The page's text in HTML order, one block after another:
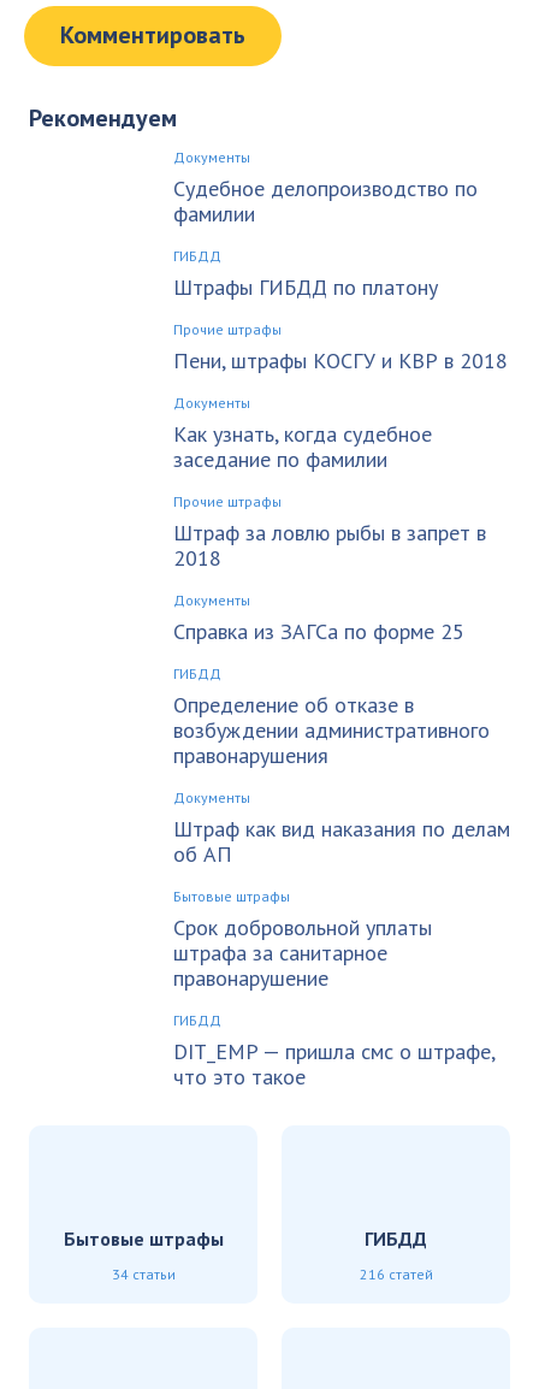
Рекомендуем
Документы
Судебное делопроизводство по
фамилии
ГИБДД
Штрафы ГИБДД по платону
Прочие штрафы
Пени, штрафы КОСГУ и КВР в 2018
Документы
Как узнать, когда судебное
заседание по фамилии
Прочие штрафы
Штраф за ловлю рыбы в запрет в
2018
Документы
Справка из ЗАГСа по форме 25
ГИБДД
Определение об отказе в
возбуждении административного
правонарушения
Документы
Штраф как вид наказания по делам
об АП
Бытовые штрафы
Срок добровольной уплаты
штрафа за санитарное
правонарушение
ГИБДД
DIT_EMP — пришла смс о штрафе,
что это такое
Бытовые штрафы
34 статьи
ГИБДД
216 статей